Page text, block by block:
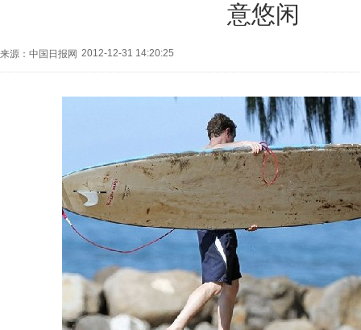
意悠闲
来源：中国日报网 2012-12-31 14:20:25